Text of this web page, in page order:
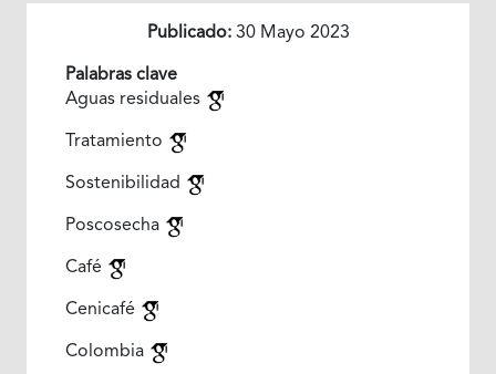
Publicado:30 Mayo 2023
Palabras clave
Aguas residuales
Tratamiento
Sostenibilidad
Poscosecha
Café
Cenicafé
Colombia